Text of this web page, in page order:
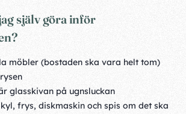
själv göra inför
möbler (bostaden ska vara helt tom)
glasskivan på ugnsluckan
frys, diskmaskin och spis om det ska